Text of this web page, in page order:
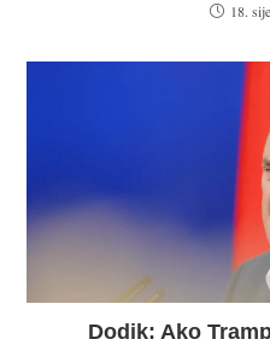
18.
Dodik: Ako